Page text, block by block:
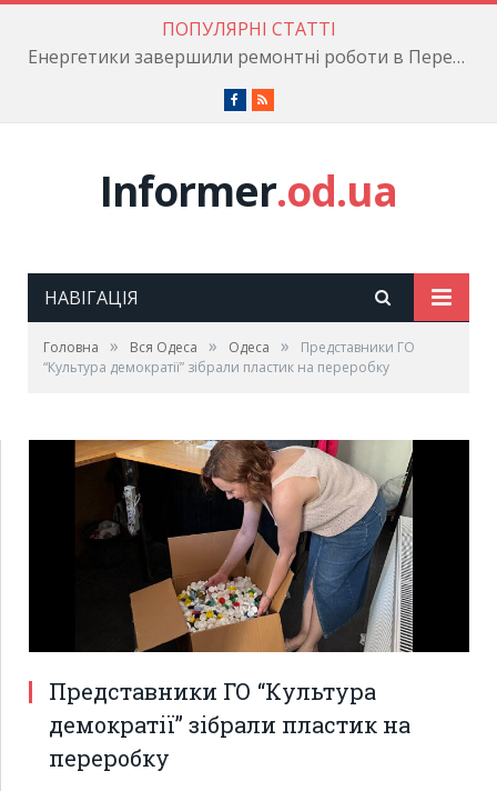
ПОПУЛЯРНІ СТАТТІ
Енергетики завершили ремонтні роботи в Пересипському районі
Facebook
RSS
Informer.od.ua
НАВІГАЦІЯ
Головна » Вся Одеса » Одеса »
Представники ГО
“Культура демократії” зібрали пластик на переробку
Представники ГО “Культура
демократії” зібрали пластик на
переробку